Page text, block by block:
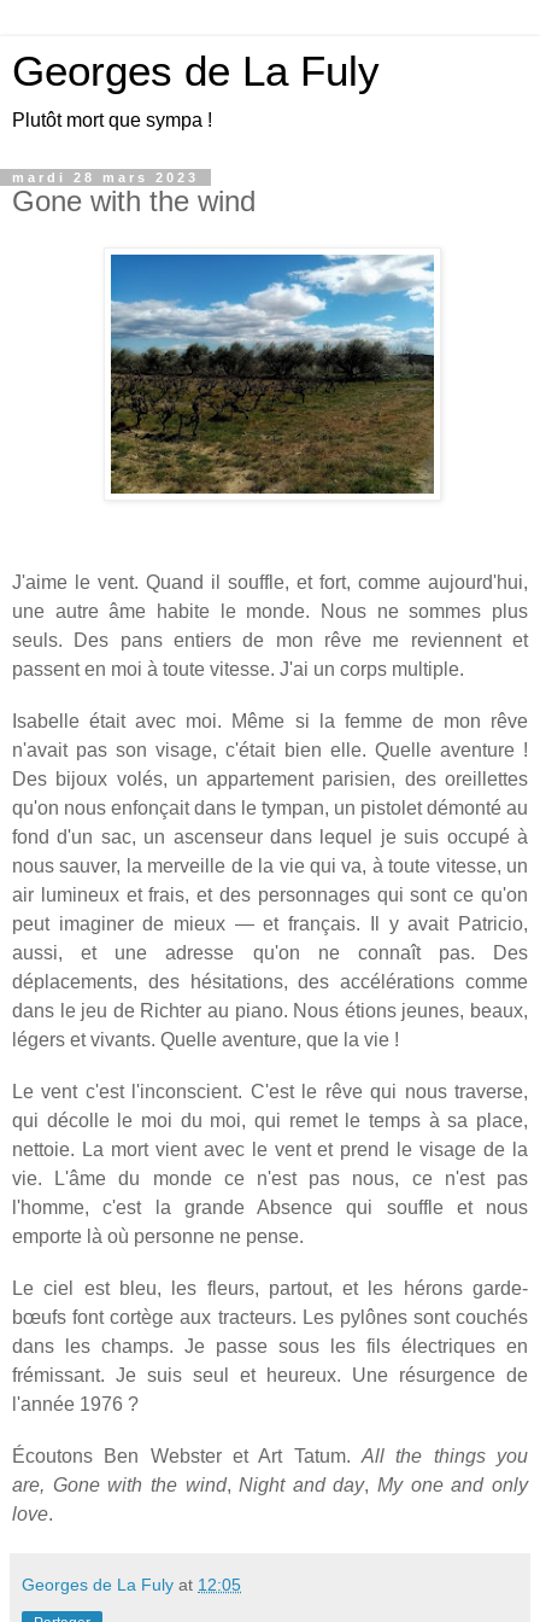
Georges de La Fuly
Plutôt mort que sympa !
mardi 28 mars 2023
Gone with the wind
J'aime le vent. Quand il souffle, et fort, comme aujourd'hui,
une autre âme habite le monde. Nous ne sommes plus
seuls. Des pans entiers de mon rêve me reviennent et
passent en moi à toute vitesse. J'ai un corps multiple.
Isabelle était avec moi. Même si la femme de mon rêve
n'avait pas son visage, c'était bien elle. Quelle aventure !
Des bijoux volés, un appartement parisien, des oreillettes
qu'on nous enfonçait dans le tympan, un pistolet démonté au
fond d'un sac, un ascenseur dans lequel je suis occupé à
nous sauver, la merveille de la vie qui va, à toute vitesse, un
air lumineux et frais, et des personnages qui sont ce qu'on
peut imaginer de mieux — et français. Il y avait Patricio,
aussi, et une adresse qu'on ne connaît pas. Des
déplacements, des hésitations, des accélérations comme
dans le jeu de Richter au piano. Nous étions jeunes, beaux,
légers et vivants. Quelle aventure, que la vie !
Le vent c'est l'inconscient. C'est le rêve qui nous traverse,
qui décolle le moi du moi, qui remet le temps à sa place,
nettoie. La mort vient avec le vent et prend le visage de la
vie. L'âme du monde ce n'est pas nous, ce n'est pas
l'homme, c'est la grande Absence qui souffle et nous
emporte là où personne ne pense.
Le ciel est bleu, les fleurs, partout, et les hérons garde-
bœufs font cortège aux tracteurs. Les pylônes sont couchés
dans les champs. Je passe sous les fils électriques en
frémissant. Je suis seul et heureux. Une résurgence de
l'année 1976 ?
Écoutons Ben Webster et Art Tatum. All the things you
are, Gone with the wind,Night and day,My one and only
love.
Georges de La Fuly at 12:05